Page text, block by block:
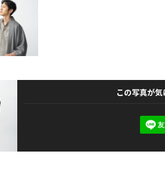
この写真が気